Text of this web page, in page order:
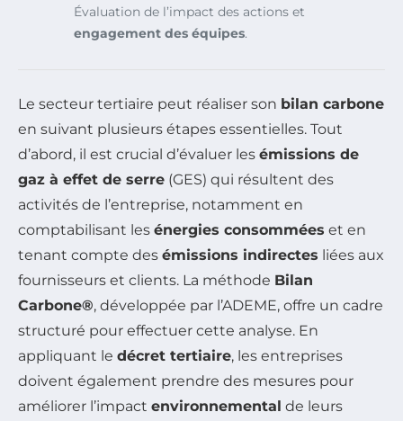
Évaluation de l’impact des actions et
engagement des équipes.
Le secteur tertiaire peut réaliser son bilan carbone
en suivant plusieurs étapes essentielles. Tout
d’abord, il est crucial d’évaluer les émissions de
gaz à effet de serre (GES) qui résultent des
activités de l’entreprise, notamment en
comptabilisant les énergies consommées et en
tenant compte des émissions indirectes liées aux
fournisseurs et clients. La méthode Bilan
Carbone®, développée par l’ADEME, offre un cadre
structuré pour effectuer cette analyse. En
appliquant le décret tertiaire, les entreprises
doivent également prendre des mesures pour
améliorer l’impact environnemental de leurs